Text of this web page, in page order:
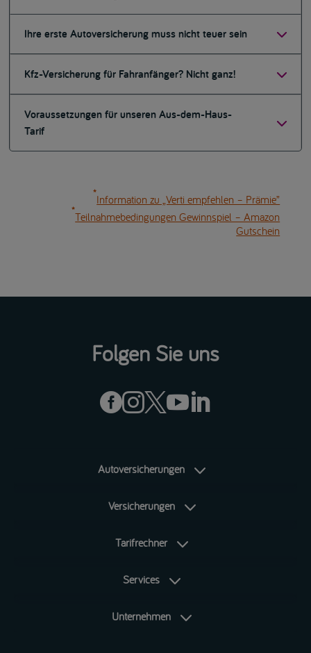
Ihre erste Autoversicherung muss nicht teuer sein
Kfz-Versicherung für Fahranfänger? Nicht ganz!
Voraussetzungen für unseren Aus-dem-Haus-
Tarif
*Information zu „Verti empfehlen – Prämie”
*Teilnahmebedingungen Gewinnspiel – Amazon
Gutschein
Folgen Sie uns

Autoversicherungen
Versicherungen
Tarifrechner
Services
Unternehmen